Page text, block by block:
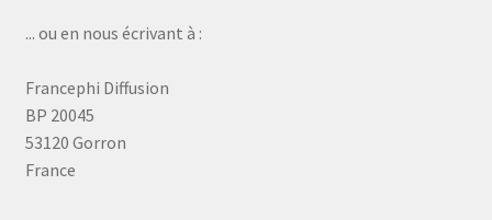
... ou en nous écrivant à :
Francephi Diffusion
BP 20045
53120 Gorron
France